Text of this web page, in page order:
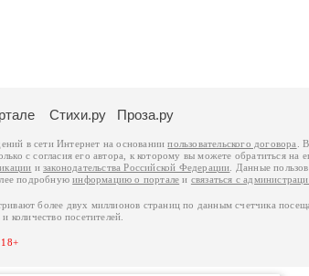
Стихи.ру Проза.ру
в сети Интернет на основаниипользовательского договора
.
с согласия его автора, к которому вы можете обратиться на
изаконодательства Российской Федерации . Данные
подробнуюинформацию о портале и связаться с
более двух миллионов страниц по данным счетчика
количество посетителей.
18+